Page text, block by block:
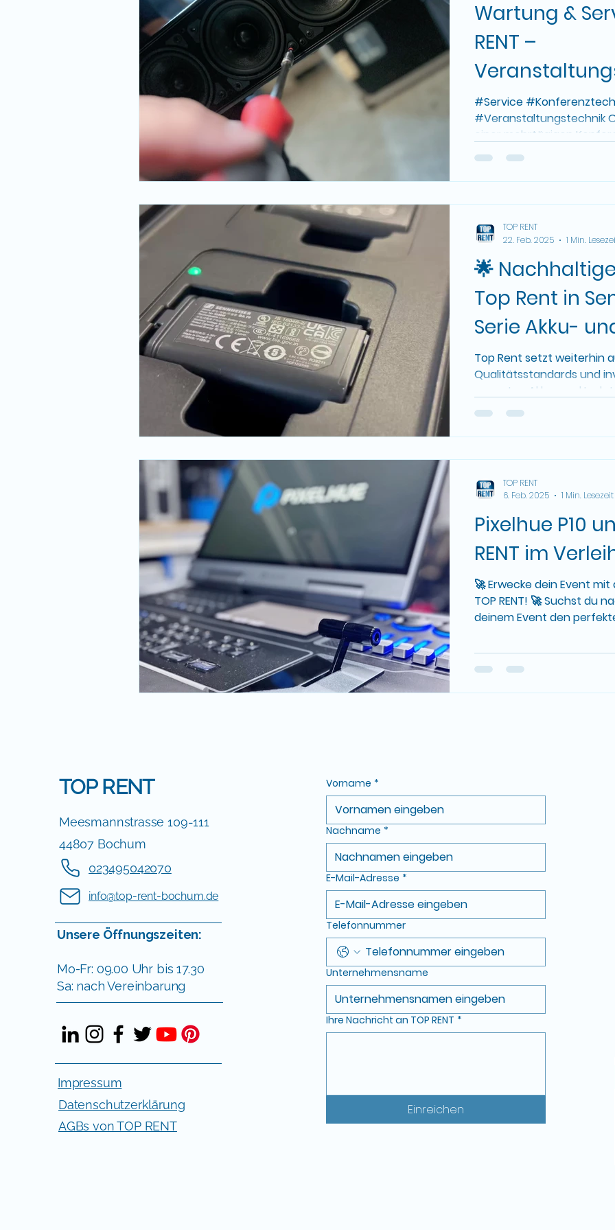
Wartung &
RENT –
Mietmöbel &
mieten
#Service
#Veranstaltungstechnik
einer mehrtägigen
einmaligen...
🌟
Top Rent in
Serie Akku-
Top Rent setzt weiterhin
Qualitätsstandards und
neuesten Akku- und
Sennheiser...
TOP RENT
22. Feb. 2025
1 Min.
Pixelhue P10
RENT im
🚀 Erwecke dein Event
TOP RENT! 🚀 Suchst du nach innovativer Technik, die
deinem Event den
TOP RENT
6. Feb. 2025
1 Min. Lesezeit
TOP RENT
Meesmannstrasse 109-111
44807 Bochum
023495042070
info@top-rent-bochum.de
Unsere Öffnungszeiten:
Mo-Fr: 09.00 Uhr bis 17.30
Sa: nach Vereinbarung
Impressum
Datenschutzerklärung
AGBs von TOP RENT
Vorname *
Nachname *
E-Mail-Adresse *
Telefonnummer
Unternehmensname
Ihre Nachricht an TOP RENT *
Einreichen